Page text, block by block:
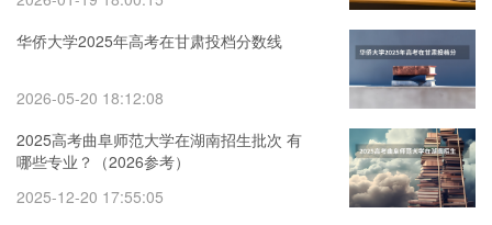
华侨大学2025年高考在甘肃投档分数线
2026-05-20 18:12:08
2025高考曲阜师范大学在湖南招生批次 有
哪些专业？（2026参考）
2025-12-20 17:55:05